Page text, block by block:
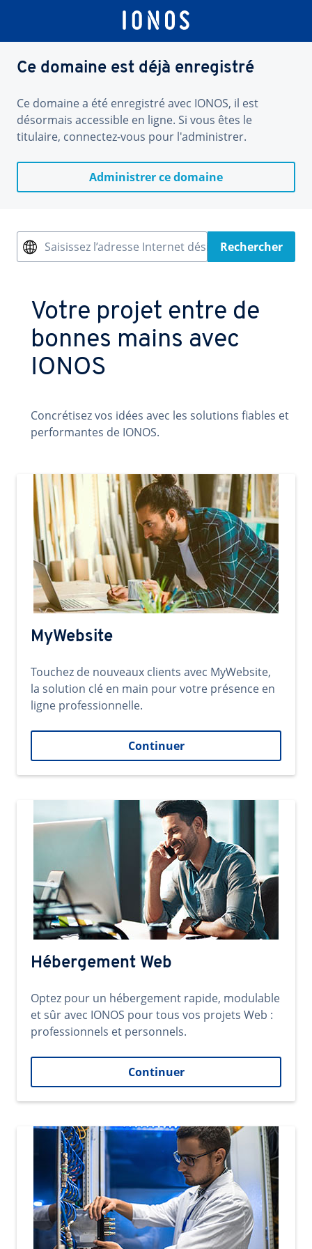
Ce domaine est déjà enregistré
Ce domaine a été enregistré avec IONOS, il est
désormais accessible en ligne. Si vous êtes le
titulaire, connectez-vous pour l'administrer.
Administrer ce domaine
Saisissez l’adresse Internet désiréeRechercher
Votre projet entre de
bonnes mains avec
IONOS
Concrétisez vos idées avec les solutions fiables et
performantes de IONOS.
MyWebsite
Touchez de nouveaux clients avec MyWebsite,
la solution clé en main pour votre présence en
ligne professionnelle.
Continuer
Hébergement Web
Optez pour un hébergement rapide, modulable
et sûr avec IONOS pour tous vos projets Web :
professionnels et personnels.
Continuer